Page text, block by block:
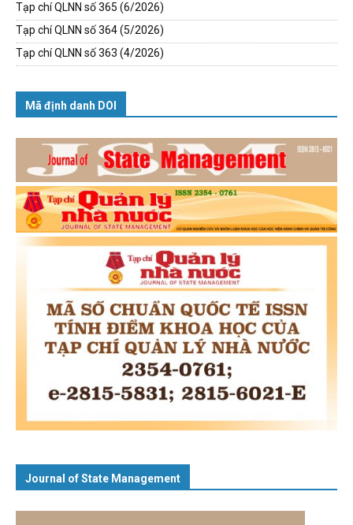
Tạp chí QLNN số 365 (6/2026)
Tạp chí QLNN số 364 (5/2026)
Tạp chí QLNN số 363 (4/2026)
Mã định danh DOI
Journal of State Management